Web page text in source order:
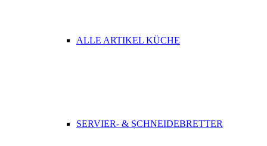
ALLE ARTIKEL KÜCHE
SERVIER- & SCHNEIDEBRETTER